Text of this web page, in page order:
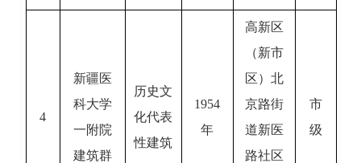
4
新疆医
科大学
一附院
建筑群
历史文
化代表
性建筑
1954
年
高新区
（新市
区）北
京路街
道新医
路社区
市
级